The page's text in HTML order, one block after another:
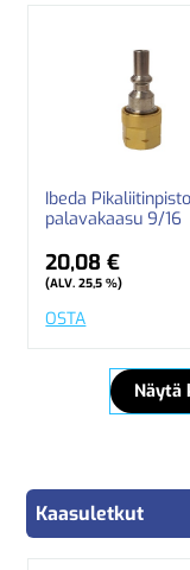
Ibeda
palavakaasu 9/16
20,08 €
(ALV. 25,5 %)
OSTA
Näytä
Kaasuletkut